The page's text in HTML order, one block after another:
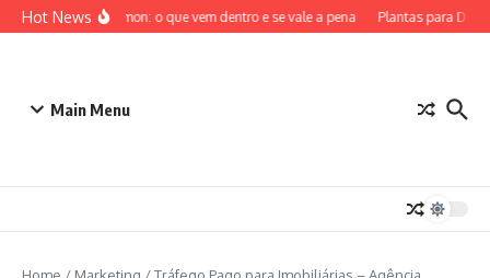
Ir para o conteúdo
Hot NewsETB Pokémon: o que vem dentro e se vale a pena Plantas para
Main Menu